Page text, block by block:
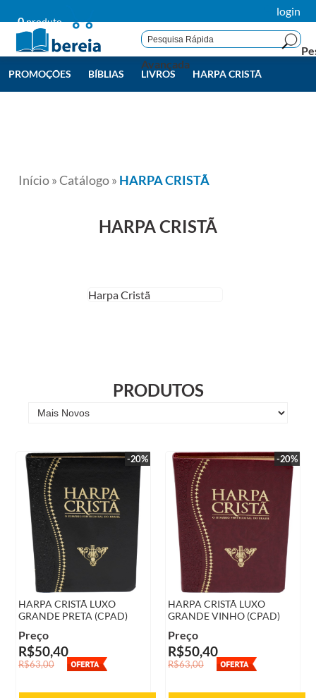
0produto
login
Avançada
PROMOÇÕES BÍBLIAS LIVROS HARPA CRISTÃ
Início»Catálogo» HARPA CRISTÃ
HARPA CRISTÃ
Harpa Cristã
PRODUTOS
-20%
HARPA CRISTÃ LUXO
GRANDE PRETA (CPAD)
Preço
R$50,40
R$63,00
-20%
HARPA CRISTÃ LUXO
GRANDE VINHO (CPAD)
Preço
R$50,40
R$63,00